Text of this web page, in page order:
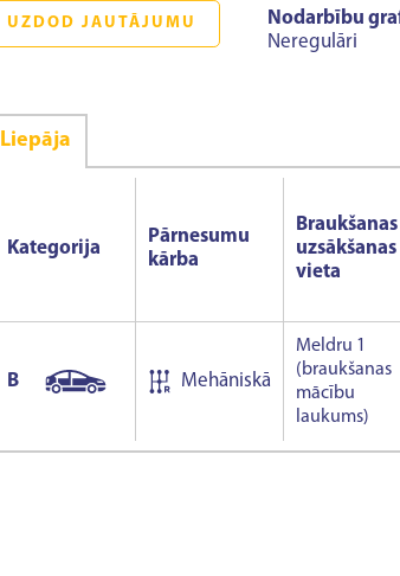
UZDOD JAUTĀJUMU
Nodarbību
Neregulāri
Liepāja
Kategorija
Pārnesumu
kārba
Braukšanas
uzsākšanas
vieta
B Mehāniskā
Meldru 1
(braukšanas
mācību
laukums)